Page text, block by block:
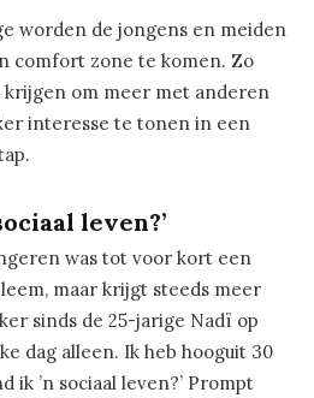
worden de jongens en meiden
comfort zone te komen. Zo
om meer met anderen
interesse te tonen in een
leven?’
was tot voor kort een
maar krijgt steeds meer
sinds de 25-jarige Nadï op
dag alleen. Ik heb hooguit 30
ik ’n sociaal leven?’ Prompt